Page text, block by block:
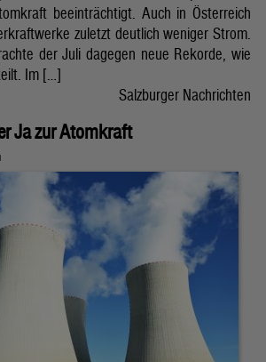
beeinträchtigt. Auch in Österreich
zuletzt deutlich weniger Strom.
der Juli dagegen neue Rekorde, wie
Im […]
Salzburger Nachrichten
Ja zur Atomkraft